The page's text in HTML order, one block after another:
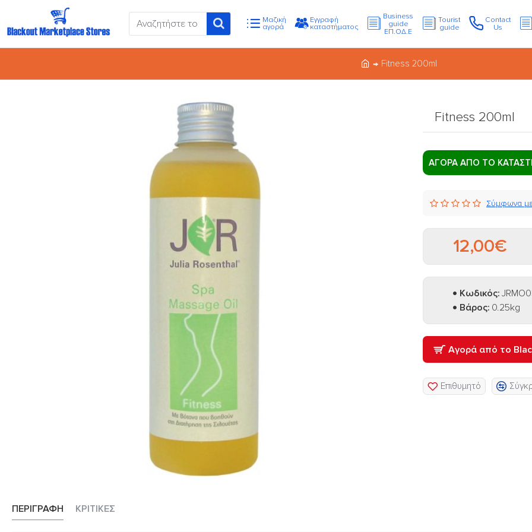
Μαζική
αγορά
Εγγραφή
καταστήματος
Business
guide
ΕΠ.ΟΔ.Ε
Tourist
guide
Contact
Us
Fitness 200ml
ΑΓΟΡΑ ΑΠΟ ΤΟ
Fitness 200ml
Κωδικός:
Βάρος: 0.25kg
Σύμφωνα
12,00€
Αγορά από το
Επιθυμητό
ΠΕΡΙΓΡΑΦΉ ΚΡΙΤΙΚΈΣ